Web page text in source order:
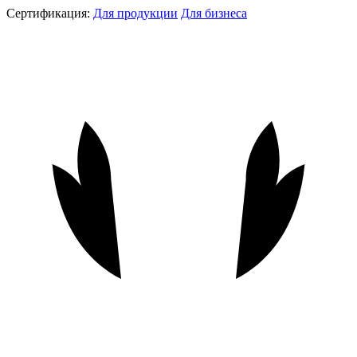
Сертификация: Для продукции Для бизнеса